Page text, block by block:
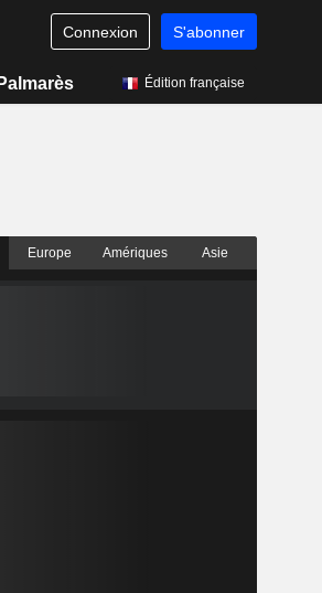
Connexion S'abonner
Palmarès Édition française
Europe Amériques Asie